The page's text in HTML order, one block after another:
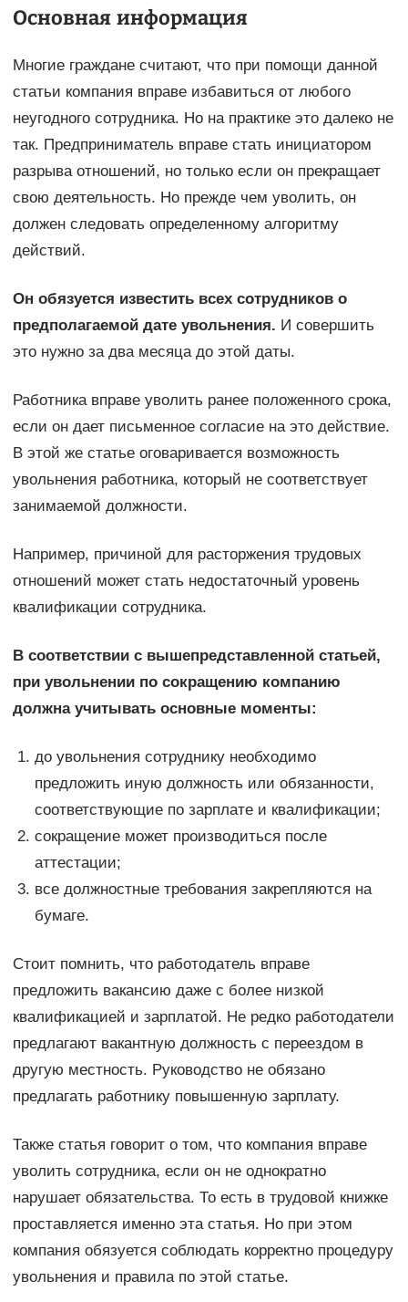
Основная информация
Многие граждане считают, что при помощи данной
статьи компания вправе избавиться от любого
неугодного сотрудника. Но на практике это далеко не
так. Предприниматель вправе стать инициатором
разрыва отношений, но только если он прекращает
свою деятельность. Но прежде чем уволить, он
должен следовать определенному алгоритму
действий.
Он обязуется известить всех сотрудников о
предполагаемой дате увольнения. И совершить
это нужно за два месяца до этой даты.
Работника вправе уволить ранее положенного срока,
если он дает письменное согласие на это действие.
В этой же статье оговаривается возможность
увольнения работника, который не соответствует
занимаемой должности.
Например, причиной для расторжения трудовых
отношений может стать недостаточный уровень
квалификации сотрудника.
В соответствии с вышепредставленной статьей,
при увольнении по сокращению компанию
должна учитывать основные моменты:
до увольнения сотруднику необходимо
предложить иную должность или обязанности,
соответствующие по зарплате и квалификации;
сокращение может производиться после
аттестации;
все должностные требования закрепляются на
бумаге.
Стоит помнить, что работодатель вправе
предложить вакансию даже с более низкой
квалификацией и зарплатой. Не редко работодатели
предлагают вакантную должность с переездом в
другую местность. Руководство не обязано
предлагать работнику повышенную зарплату.
Также статья говорит о том, что компания вправе
уволить сотрудника, если он не однократно
нарушает обязательства. То есть в трудовой книжке
проставляется именно эта статья. Но при этом
компания обязуется соблюдать корректно процедуру
увольнения и правила по этой статье.